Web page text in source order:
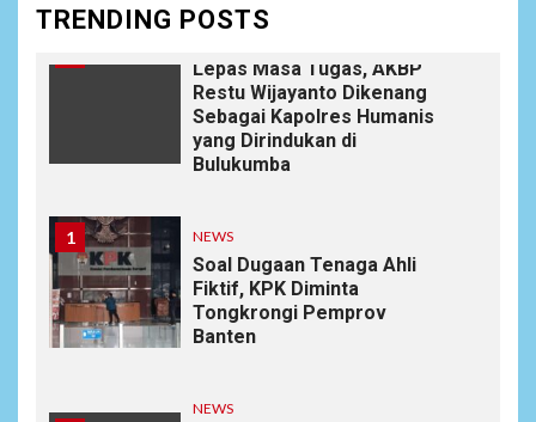
TRENDING POSTS
Lepas Masa Tugas, AKBP
Restu Wijayanto Dikenang
Sebagai Kapolres Humanis
yang Dirindukan di
Bulukumba
1 NEWS
Soal Dugaan Tenaga Ahli
Fiktif, KPK Diminta
Tongkrongi Pemprov
Banten
NEWS